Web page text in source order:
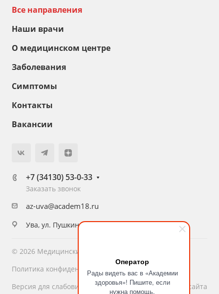
Оператор
Рады видеть вас в «Академии
здоровья»! Пишите, если
нужна помощь.
Все направления
Наши врачи
О медицинском центре
Заболевания
Симптомы
Контакты
Вакансии
+7 (34130) 53-0-33
Заказать звонок
az-uva@academ18.ru
Ува, ул. Пушкина, 36
© 2026 Медицинский центр «Академия Здоровья»
Политика конфиденциальности
Версия для слабовидящих
Карта сайта